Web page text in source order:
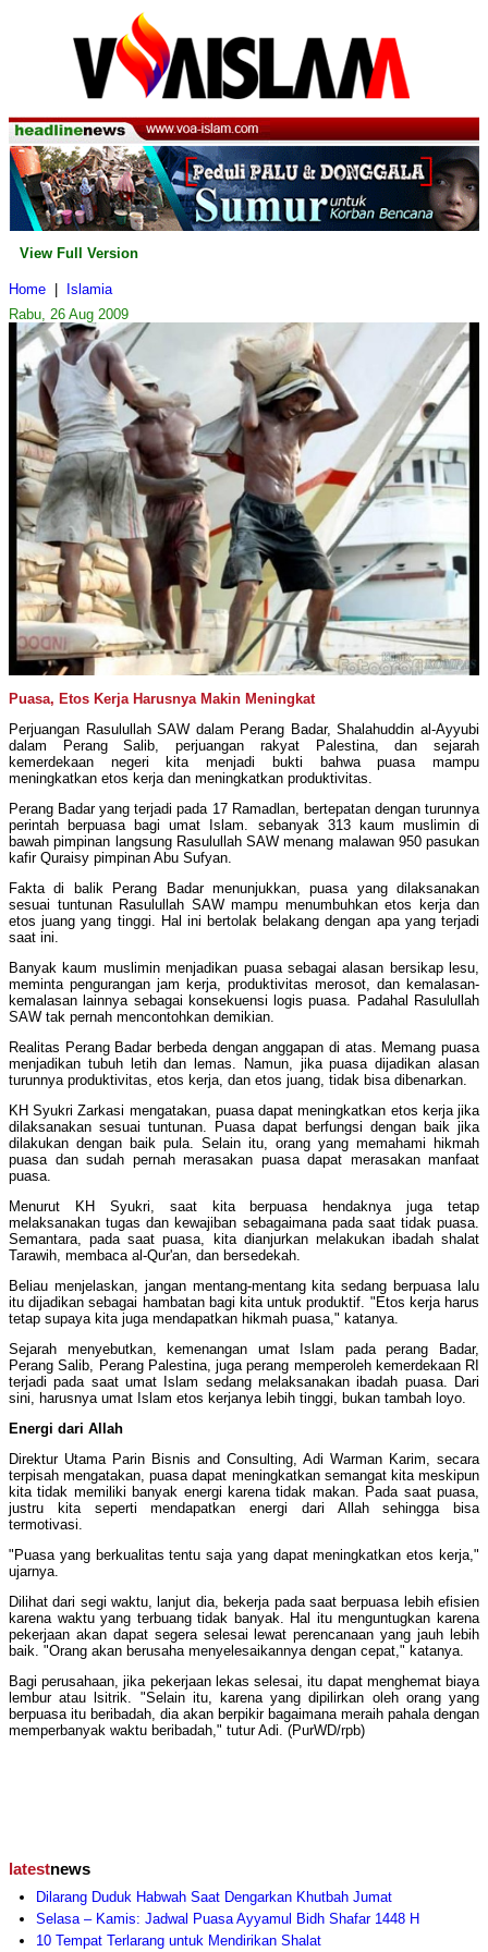
View Full Version
Home
Islamia
Rabu, 26 Aug 2009
Puasa, Etos Kerja Harusnya Makin Meningkat
Perjuangan Rasulullah SAW dalam Perang Badar, Shalahuddin al-Ayyubi
dalam Perang Salib, perjuangan rakyat Palestina, dan sejarah
kemerdekaan negeri kita menjadi bukti bahwa puasa mampu
meningkatkan etos kerja dan meningkatkan produktivitas.
Perang Badar yang terjadi pada 17 Ramadlan, bertepatan dengan turunnya
perintah berpuasa bagi umat Islam. sebanyak 313 kaum muslimin di
bawah pimpinan langsung Rasulullah SAW menang malawan 950 pasukan
kafir Quraisy pimpinan Abu Sufyan.
Fakta di balik Perang Badar menunjukkan, puasa yang dilaksanakan
sesuai tuntunan Rasulullah SAW mampu menumbuhkan etos kerja dan
etos juang yang tinggi. Hal ini bertolak belakang dengan apa yang terjadi
saat ini.
Banyak kaum muslimin menjadikan puasa sebagai alasan bersikap lesu,
meminta pengurangan jam kerja, produktivitas merosot, dan kemalasan-
kemalasan lainnya sebagai konsekuensi logis puasa. Padahal Rasulullah
SAW tak pernah mencontohkan demikian.
Realitas Perang Badar berbeda dengan anggapan di atas. Memang puasa
menjadikan tubuh letih dan lemas. Namun, jika puasa dijadikan alasan
turunnya produktivitas, etos kerja, dan etos juang, tidak bisa dibenarkan.
KH Syukri Zarkasi mengatakan, puasa dapat meningkatkan etos kerja jika
dilaksanakan sesuai tuntunan. Puasa dapat berfungsi dengan baik jika
dilakukan dengan baik pula. Selain itu, orang yang memahami hikmah
puasa dan sudah pernah merasakan puasa dapat merasakan manfaat
puasa.
Menurut KH Syukri, saat kita berpuasa hendaknya juga tetap
melaksanakan tugas dan kewajiban sebagaimana pada saat tidak puasa.
Semantara, pada saat puasa, kita dianjurkan melakukan ibadah shalat
Tarawih, membaca al-Qur'an, dan bersedekah.
Beliau menjelaskan, jangan mentang-mentang kita sedang berpuasa lalu
itu dijadikan sebagai hambatan bagi kita untuk produktif. "Etos kerja harus
tetap supaya kita juga mendapatkan hikmah puasa," katanya.
Sejarah menyebutkan, kemenangan umat Islam pada perang Badar,
Perang Salib, Perang Palestina, juga perang memperoleh kemerdekaan RI
terjadi pada saat umat Islam sedang melaksanakan ibadah puasa. Dari
sini, harusnya umat Islam etos kerjanya lebih tinggi, bukan tambah loyo.
Energi dari Allah
Direktur Utama Parin Bisnis and Consulting, Adi Warman Karim, secara
terpisah mengatakan, puasa dapat meningkatkan semangat kita meskipun
kita tidak memiliki banyak energi karena tidak makan. Pada saat puasa,
justru kita seperti mendapatkan energi dari Allah sehingga bisa
termotivasi.
"Puasa yang berkualitas tentu saja yang dapat meningkatkan etos kerja,"
ujarnya.
Dilihat dari segi waktu, lanjut dia, bekerja pada saat berpuasa lebih efisien
karena waktu yang terbuang tidak banyak. Hal itu menguntugkan karena
pekerjaan akan dapat segera selesai lewat perencanaan yang jauh lebih
baik. "Orang akan berusaha menyelesaikannya dengan cepat," katanya.
Bagi perusahaan, jika pekerjaan lekas selesai, itu dapat menghemat biaya
lembur atau lsitrik. "Selain itu, karena yang dipilirkan oleh orang yang
berpuasa itu beribadah, dia akan berpikir bagaimana meraih pahala dengan
memperbanyak waktu beribadah," tutur Adi. (PurWD/rpb)
latestnews
Dilarang Duduk Habwah Saat Dengarkan Khutbah Jumat
Selasa – Kamis: Jadwal Puasa Ayyamul Bidh Shafar 1448 H
10 Tempat Terlarang untuk Mendirikan Shalat